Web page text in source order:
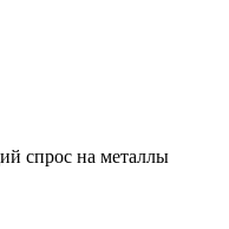
спрос на металлы